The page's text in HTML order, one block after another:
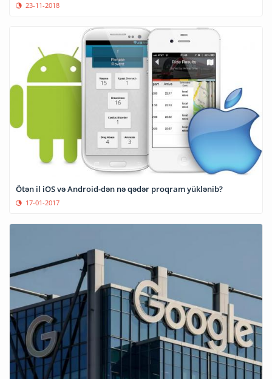
23-11-2018
Ötən il iOS və Android-dən nə qədər proqram yüklənib?
17-01-2017